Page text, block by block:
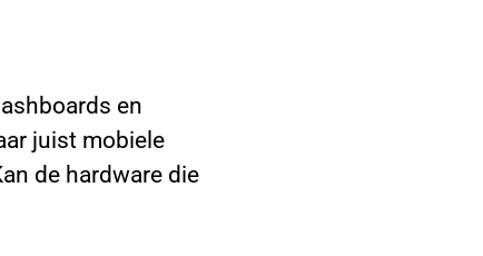
en
juist mobiele
de hardware die